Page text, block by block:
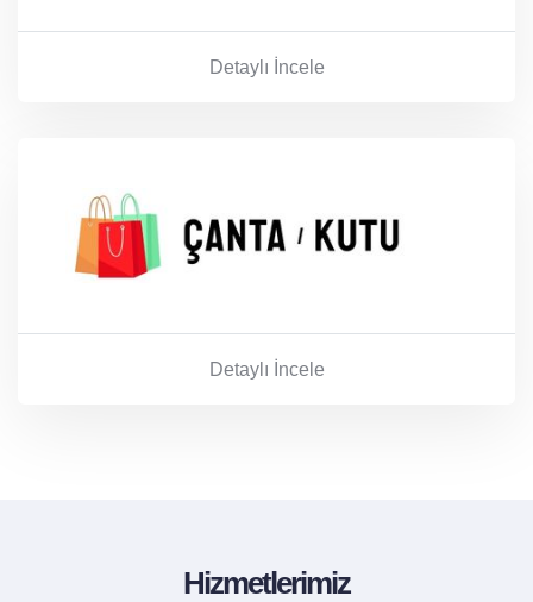
Detaylı İncele
Detaylı İncele
Hizmetlerimiz